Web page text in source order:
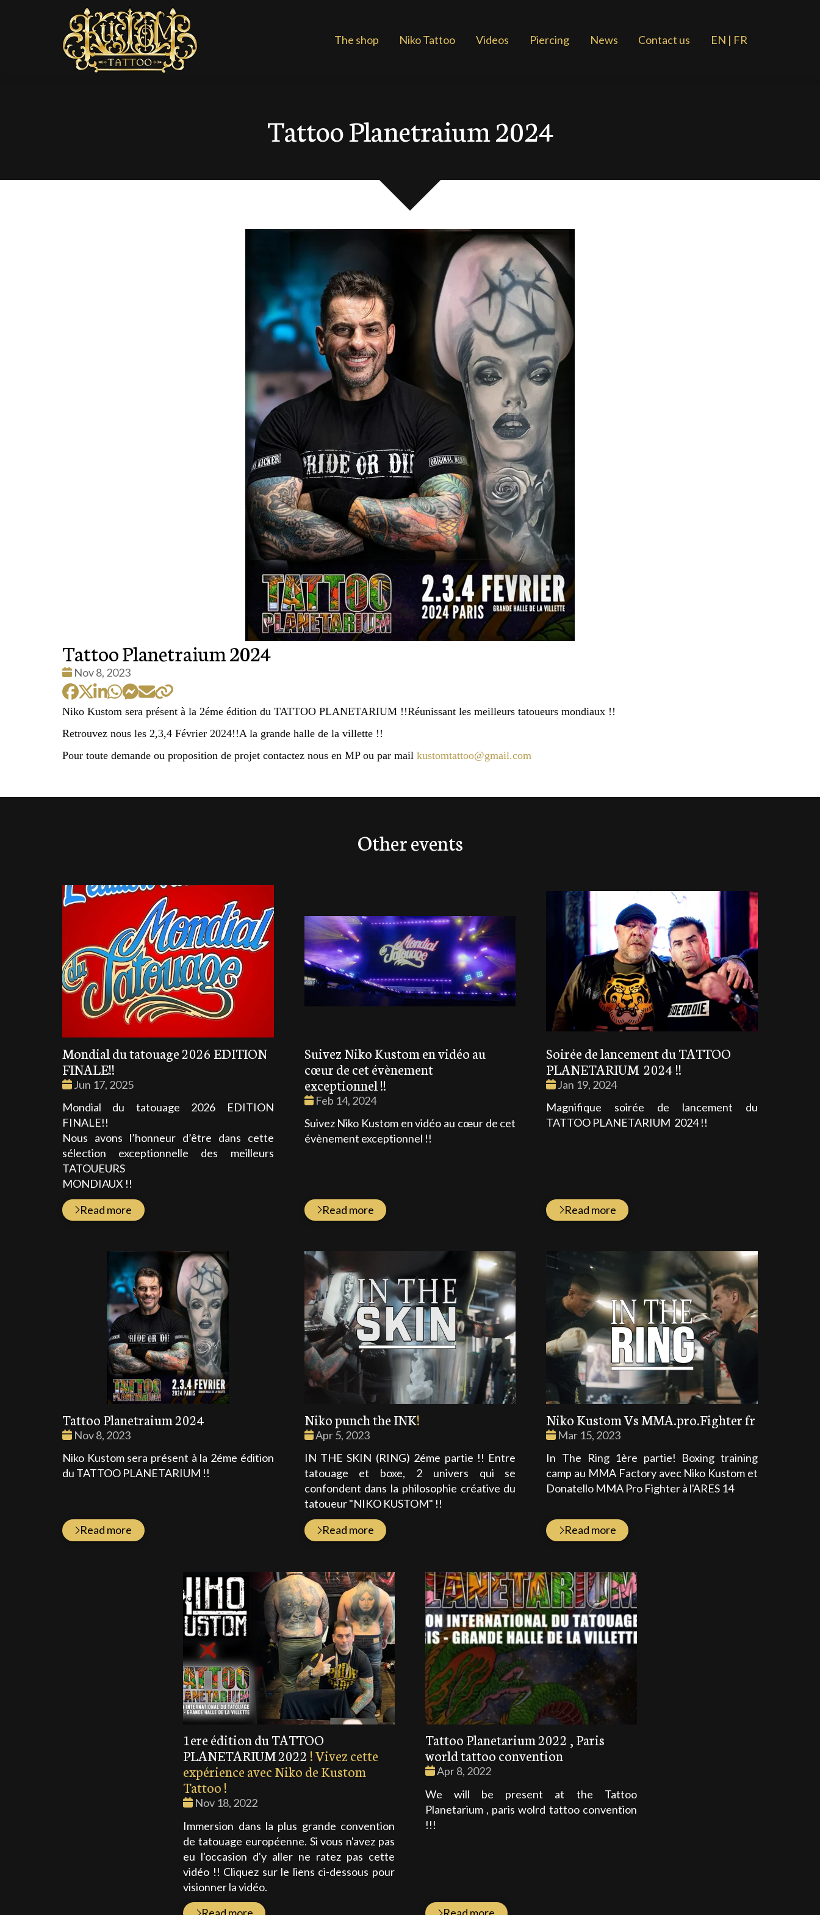
The shop Niko Tattoo Videos Piercing News Contact us EN | FR
Tattoo Planetraium 2024
Tattoo Planetraium 2024
Date
:
Nov 8, 2023
Niko Kustom sera présent à la 2éme édition du TATTOO PLANETARIUM !!Réunissant les meilleurs tatoueurs mondiaux !!
Retrouvez nous les 2,3,4 Février 2024!!A la grande halle de la villette !!
Pour toute demande ou proposition de projet contactez nous en MP ou par mail kustomtattoo@gmail.com
Other events
Mondial du tatouage 2026 EDITION
FINALE!!
Date
Jun 17, 2025
Mondial du tatouage 2026 EDITION
FINALE!!
Nous avons l’honneur d’être dans cette
sélection exceptionnelle des meilleurs
TATOUEURS
MONDIAUX !!
Read more
Suivez Niko Kustom en vidéo au
cœur de cet évènement
exceptionnel !!
Date
Feb 14, 2024
Suivez Niko Kustom en vidéo au cœur de cet
évènement exceptionnel !!
Read more
Soirée de lancement du TATTOO
PLANETARIUM 2024 !!
Date
Jan 19, 2024
Magnifique soirée de lancement du
TATTOO PLANETARIUM 2024 !!
Read more
Tattoo Planetraium 2024
Date
Nov 8, 2023
Niko Kustom sera présent à la 2éme édition
du TATTOO PLANETARIUM !!
Read more
Niko punch the INK!
Date
Apr 5, 2023
IN THE SKIN (RING) 2éme partie !! Entre
tatouage et boxe, 2 univers qui se
confondent dans la philosophie créative du
tatoueur "NIKO KUSTOM" !!
Read more
Niko Kustom Vs MMA.pro.Fighter fr
Date
Mar 15, 2023
In The Ring 1ère partie! Boxing training
camp au MMA Factory avec Niko Kustom et
Donatello MMA Pro Fighter à l'ARES 14
Read more
1ere édition du TATTOO
PLANETARIUM 2022 ! Vivez cette
expérience avec Niko de Kustom
Tattoo !
Date
Nov 18, 2022
Immersion dans la plus grande convention
de tatouage européenne. Si vous n'avez pas
eu l'occasion d'y aller ne ratez pas cette
vidéo !! Cliquez sur le liens ci-dessous pour
visionner la vidéo.
Tattoo Planetarium 2022 , Paris
world tattoo convention
Date
Apr 8, 2022
We will be present at the Tattoo
Planetarium , paris wolrd tattoo convention
!!!